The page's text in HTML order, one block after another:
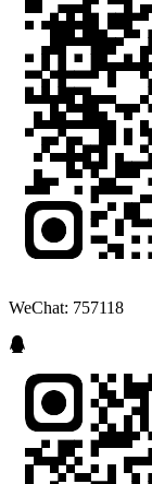
WeChat: 757118